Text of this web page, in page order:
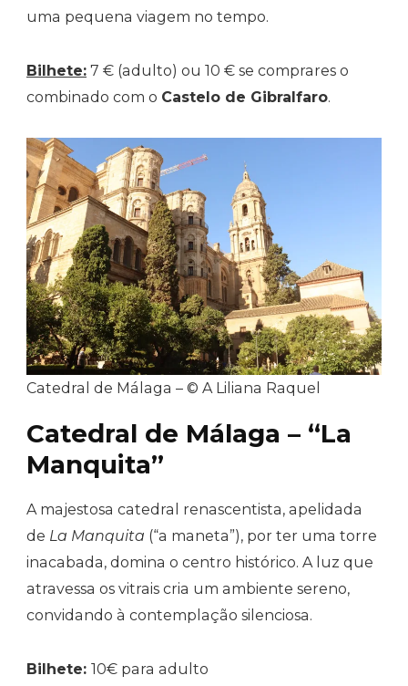
uma pequena viagem no tempo.
Bilhete: 7 € (adulto) ou 10 € se comprares o
combinado com o Castelo de Gibralfaro.
Catedral de Málaga – © A Liliana Raquel
Catedral de Málaga – “La
Manquita”
A majestosa catedral renascentista, apelidada
de La Manquita (“a maneta”), por ter uma torre
inacabada, domina o centro histórico. A luz que
atravessa os vitrais cria um ambiente sereno,
convidando à contemplação silenciosa.
Bilhete: 10€ para adulto